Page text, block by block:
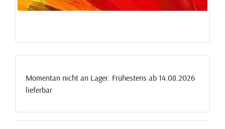
Momentan nicht an Lager. Frühestens ab 14.08.2026
lieferbar